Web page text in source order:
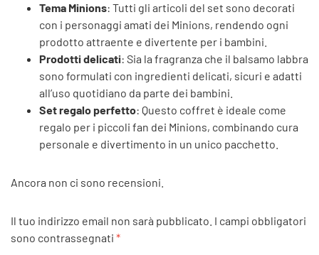
Tema Minions: Tutti gli articoli del set sono decorati
con i personaggi amati dei Minions, rendendo ogni
prodotto attraente e divertente per i bambini.
Prodotti delicati: Sia la fragranza che il balsamo labbra
sono formulati con ingredienti delicati, sicuri e adatti
all’uso quotidiano da parte dei bambini.
Set regalo perfetto: Questo coffret è ideale come
regalo per i piccoli fan dei Minions, combinando cura
personale e divertimento in un unico pacchetto.
Ancora non ci sono recensioni.
Il tuo indirizzo email non sarà pubblicato. I campi obbligatori
sono contrassegnati *